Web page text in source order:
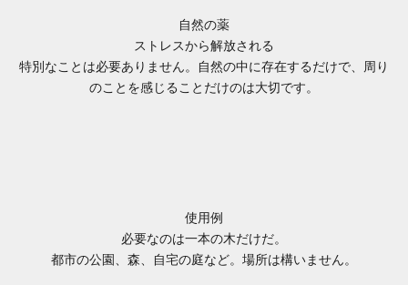
自然の薬
ストレスから解放される
特別なことは必要ありません。自然の中に存在するだけで、周り
のことを感じることだけのは大切です。
使用例
必要なのは一本の木だけだ。
都市の公園、森、自宅の庭など。場所は構いません。